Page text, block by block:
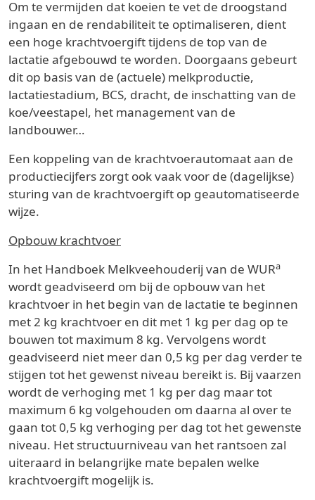
Om te vermijden dat koeien te vet de droogstand
ingaan en de rendabiliteit te optimaliseren, dient
een hoge krachtvoergift tijdens de top van de
lactatie afgebouwd te worden. Doorgaans gebeurt
dit op basis van de (actuele) melkproductie,
lactatiestadium, BCS, dracht, de inschatting van de
koe/veestapel, het management van de
landbouwer…
Een koppeling van de krachtvoerautomaat aan de
productiecijfers zorgt ook vaak voor de (dagelijkse)
sturing van de krachtvoergift op geautomatiseerde
wijze.
Opbouw krachtvoer
In het Handboek Melkveehouderij van de WURa
wordt geadviseerd om bij de opbouw van het
krachtvoer in het begin van de lactatie te beginnen
met 2 kg krachtvoer en dit met 1 kg per dag op te
bouwen tot maximum 8 kg. Vervolgens wordt
geadviseerd niet meer dan 0,5 kg per dag verder te
stijgen tot het gewenst niveau bereikt is. Bij vaarzen
wordt de verhoging met 1 kg per dag maar tot
maximum 6 kg volgehouden om daarna al over te
gaan tot 0,5 kg verhoging per dag tot het gewenste
niveau. Het structuurniveau van het rantsoen zal
uiteraard in belangrijke mate bepalen welke
krachtvoergift mogelijk is.